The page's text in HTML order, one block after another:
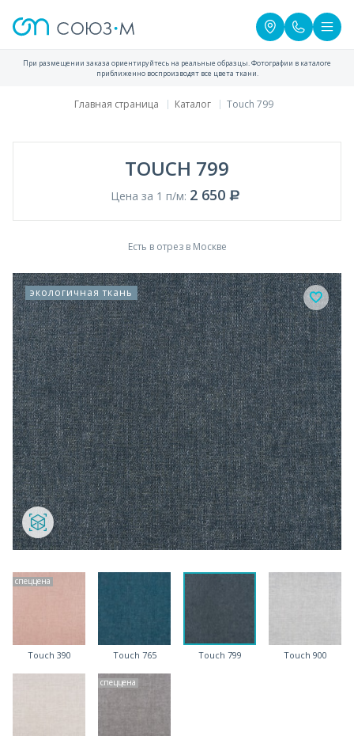
При размещении заказа ориентируйтесь на реальные образцы. Фотографии в каталоге
приближенно воспроизводят все цвета ткани.
Главная страница Каталог Touch 799
TOUCH 799
Цена за 1 п/м: 2 650
Есть в отрез в Москве
экологичная ткань
спеццена
Touch 390 Touch 765 Touch 799 Touch 900
спеццена